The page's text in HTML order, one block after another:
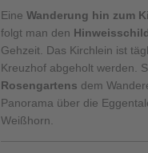
Eine Wanderung hin zum
folgt man den
Gehzeit. Das Kirchlein ist
Kreuzhof abgeholt werden.
Rosengartens dem
Panorama über die
Weißhorn.